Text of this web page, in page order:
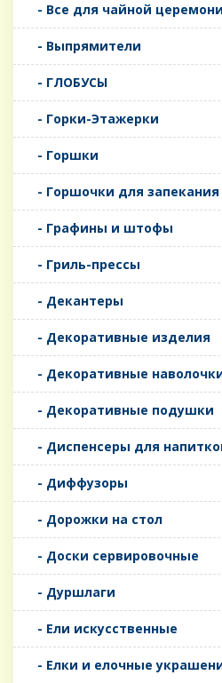
- Все для чайной
- Выпрямители
- ГЛОБУСЫ
- Горки-Этажерки
- Горшки
- Горшочки для запекания
- Графины и штофы
- Гриль-прессы
- Декантеры
- Декоративные изделия
- Декоративные
- Декоративные подушки
- Диспенсеры для
- Диффузоры
- Дорожки на стол
- Доски сервировочные
- Дуршлаги
- Ели искусственные
- Елки и елочные